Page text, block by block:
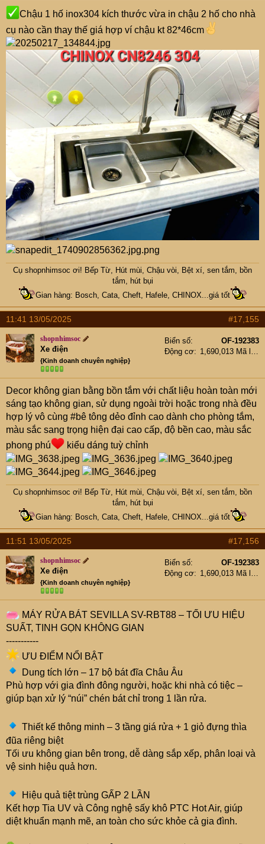
Chậu 1 hố inox304 kích thước vừa in chậu 2 hố cho nhà
cụ nào cần thay thế giá hợp ví chậu kt 82*46cm
Cụ shopnhimsoc ơi! Bếp Từ, Hút mùi, Chậu vòi, Bệt xí, sen tắm, bồn
tắm, hút bụi
Gian hàng: Bosch, Cata, Cheft, Hafele, CHINOX...giá tốt
11:41 13/05/2025 #17,155
shopnhimsoc
Xe điện
{Kinh doanh chuyên nghiệp}
Biển số
OF-192383
Động cơ
1,690,013 Mã lực
Decor không gian bằng bồn tắm với chất liệu hoàn toàn mới
sáng tạo không gian, sử dụng ngoài trời hoặc trong nhà đều
hợp lý vô cùng #bê tông dẻo đỉnh cao dành cho phòng tắm,
màu sắc sang trọng hiện đại cao cấp, độ bền cao, màu sắc
phong phú
kiểu dáng tuỳ chỉnh
Cụ shopnhimsoc ơi! Bếp Từ, Hút mùi, Chậu vòi, Bệt xí, sen tắm, bồn
tắm, hút bụi
Gian hàng: Bosch, Cata, Cheft, Hafele, CHINOX...giá tốt
11:51 13/05/2025 #17,156
shopnhimsoc
Xe điện
{Kinh doanh chuyên nghiệp}
Biển số
OF-192383
Động cơ
MÁY RỬA BÁT SEVILLA SV-RBT88 – TỐI ƯU HIỆU
SUẤT, TINH GỌN KHÔNG GIAN
-----------
ƯU ĐIỂM NỔI BẬT
Dung tích lớn – 17 bộ bát đĩa Châu Âu
Phù hợp với gia đình đông người, hoặc khi nhà có tiệc –
giúp bạn xử lý “núi” chén bát chỉ trong 1 lần rửa.
Thiết kế thông minh – 3 tầng giá rửa + 1 giỏ đựng thìa
đũa riêng biệt
Tối ưu không gian bên trong, dễ dàng sắp xếp, phân loại và
vệ sinh hiệu quả hơn.
Hiệu quả tiệt trùng GẤP 2 LẦN
Kết hợp Tia UV và Công nghệ sấy khô PTC Hot Air, giúp
diệt khuẩn mạnh mẽ, an toàn cho sức khỏe cả gia đình.